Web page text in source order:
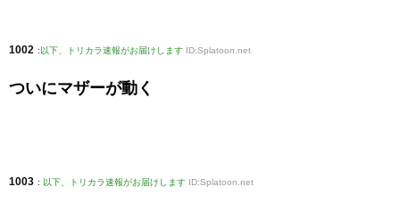
1002 : 以下、トリカラ速報がお届けします ID:Splatoon.net
ついにマザーが動く
1003 : 以下、トリカラ速報がお届けします ID:Splatoon.net